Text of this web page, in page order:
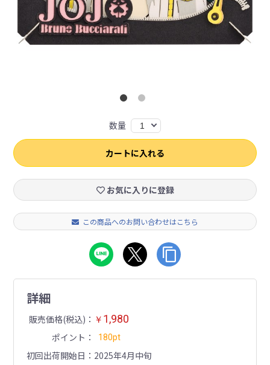
数量 1
カートに入れる
お気に入りに登録
この商品へのお問い合わせはこちら
詳細
販売価格(税込) ￥ 1,980
ポイント 180pt
初回出荷開始日
2025年4月中旬